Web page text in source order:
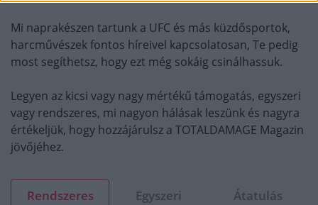
Mi naprakészen tartunk a UFC és más küzdősportok,
harcművészek fontos híreivel kapcsolatosan, Te pedig
most segíthetsz, hogy ezt még sokáig csinálhassuk.
Legyen az kicsi vagy nagy mértékű támogatás, egyszeri
vagy rendszeres, mi nagyon hálásak leszünk és nagyra
értékeljük, hogy hozzájárulsz a TOTALDAMAGE Magazin
jövőjéhez.
Rendszeres Egyszeri Átatulás